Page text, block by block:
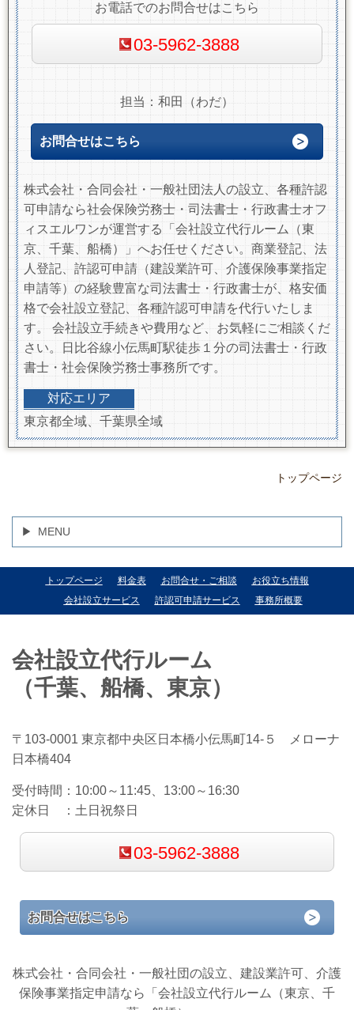
お電話でのお問合せはこちら
03-5962-3888
担当：和田（わだ）
お問合せはこちら
株式会社・合同会社・一般社団法人の設立、各種許認
可申請なら社会保険労務士・司法書士・行政書士オフ
ィスエルワンが運営する「会社設立代行ルーム（東
京、千葉、船橋）」へお任せください。商業登記、法
人登記、許認可申請（建設業許可、介護保険事業指定
申請等）の経験豊富な司法書士・行政書士が、格安価
格で会社設立登記、各種許認可申請を代行いたしま
す。 会社設立手続きや費用など、お気軽にご相談くだ
さい。日比谷線小伝馬町駅徒歩１分の司法書士・行政
書士・社会保険労務士事務所です。
対応エリア
東京都全域、千葉県全域
トップページ
MENU
トップページ 料金表 お問合せ・ご相談
お役立ち情報
会社設立サービス
許認可申請サービス 事務所概要
会社設立代行ルーム
（千葉、船橋、東京）
〒103-0001 東京都中央区日本橋小伝馬町14-５ メローナ
日本橋404
受付時間： 10:00～11:45、13:00～16:30
定休日 ： 土日祝祭日
03-5962-3888
お問合せはこちら
株式会社・合同会社・一般社団の設立、建設業許可、介護
保険事業指定申請なら「会社設立代行ルーム（東京、千